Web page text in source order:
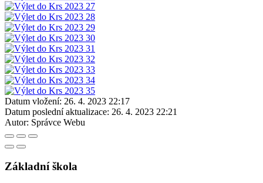
Datum vložení: 26. 4. 2023 22:17
Datum poslední aktualizace: 26. 4. 2023 22:21
Autor: Správce Webu
Základní škola